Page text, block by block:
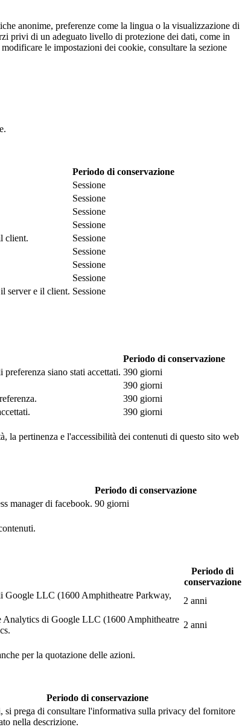
anonime, preferenze come la lingua o la visualizzazione di
privi di un adeguato livello di protezione dei dati, come in
le impostazioni dei cookie, consultare la sezione
Periodo di conservazione
Sessione
Sessione
Sessione
Sessione
client.
Sessione
Sessione
Sessione
Sessione
server e il client. Sessione
Periodo di conservazione
siano stati accettati. 390 giorni
390 giorni
390 giorni
390 giorni
la pertinenza e l'accessibilità dei contenuti di questo sito web
Periodo di conservazione
manager di facebook. 90 giorni
Periodo di
conservazione
Google LLC (1600 Amphitheatre Parkway,
2 anni
Analytics di Google LLC (1600 Amphitheatre
2 anni
per la quotazione delle azioni.
Periodo di conservazione
si prega di consultare l'informativa sulla privacy del fornitore
nella descrizione.